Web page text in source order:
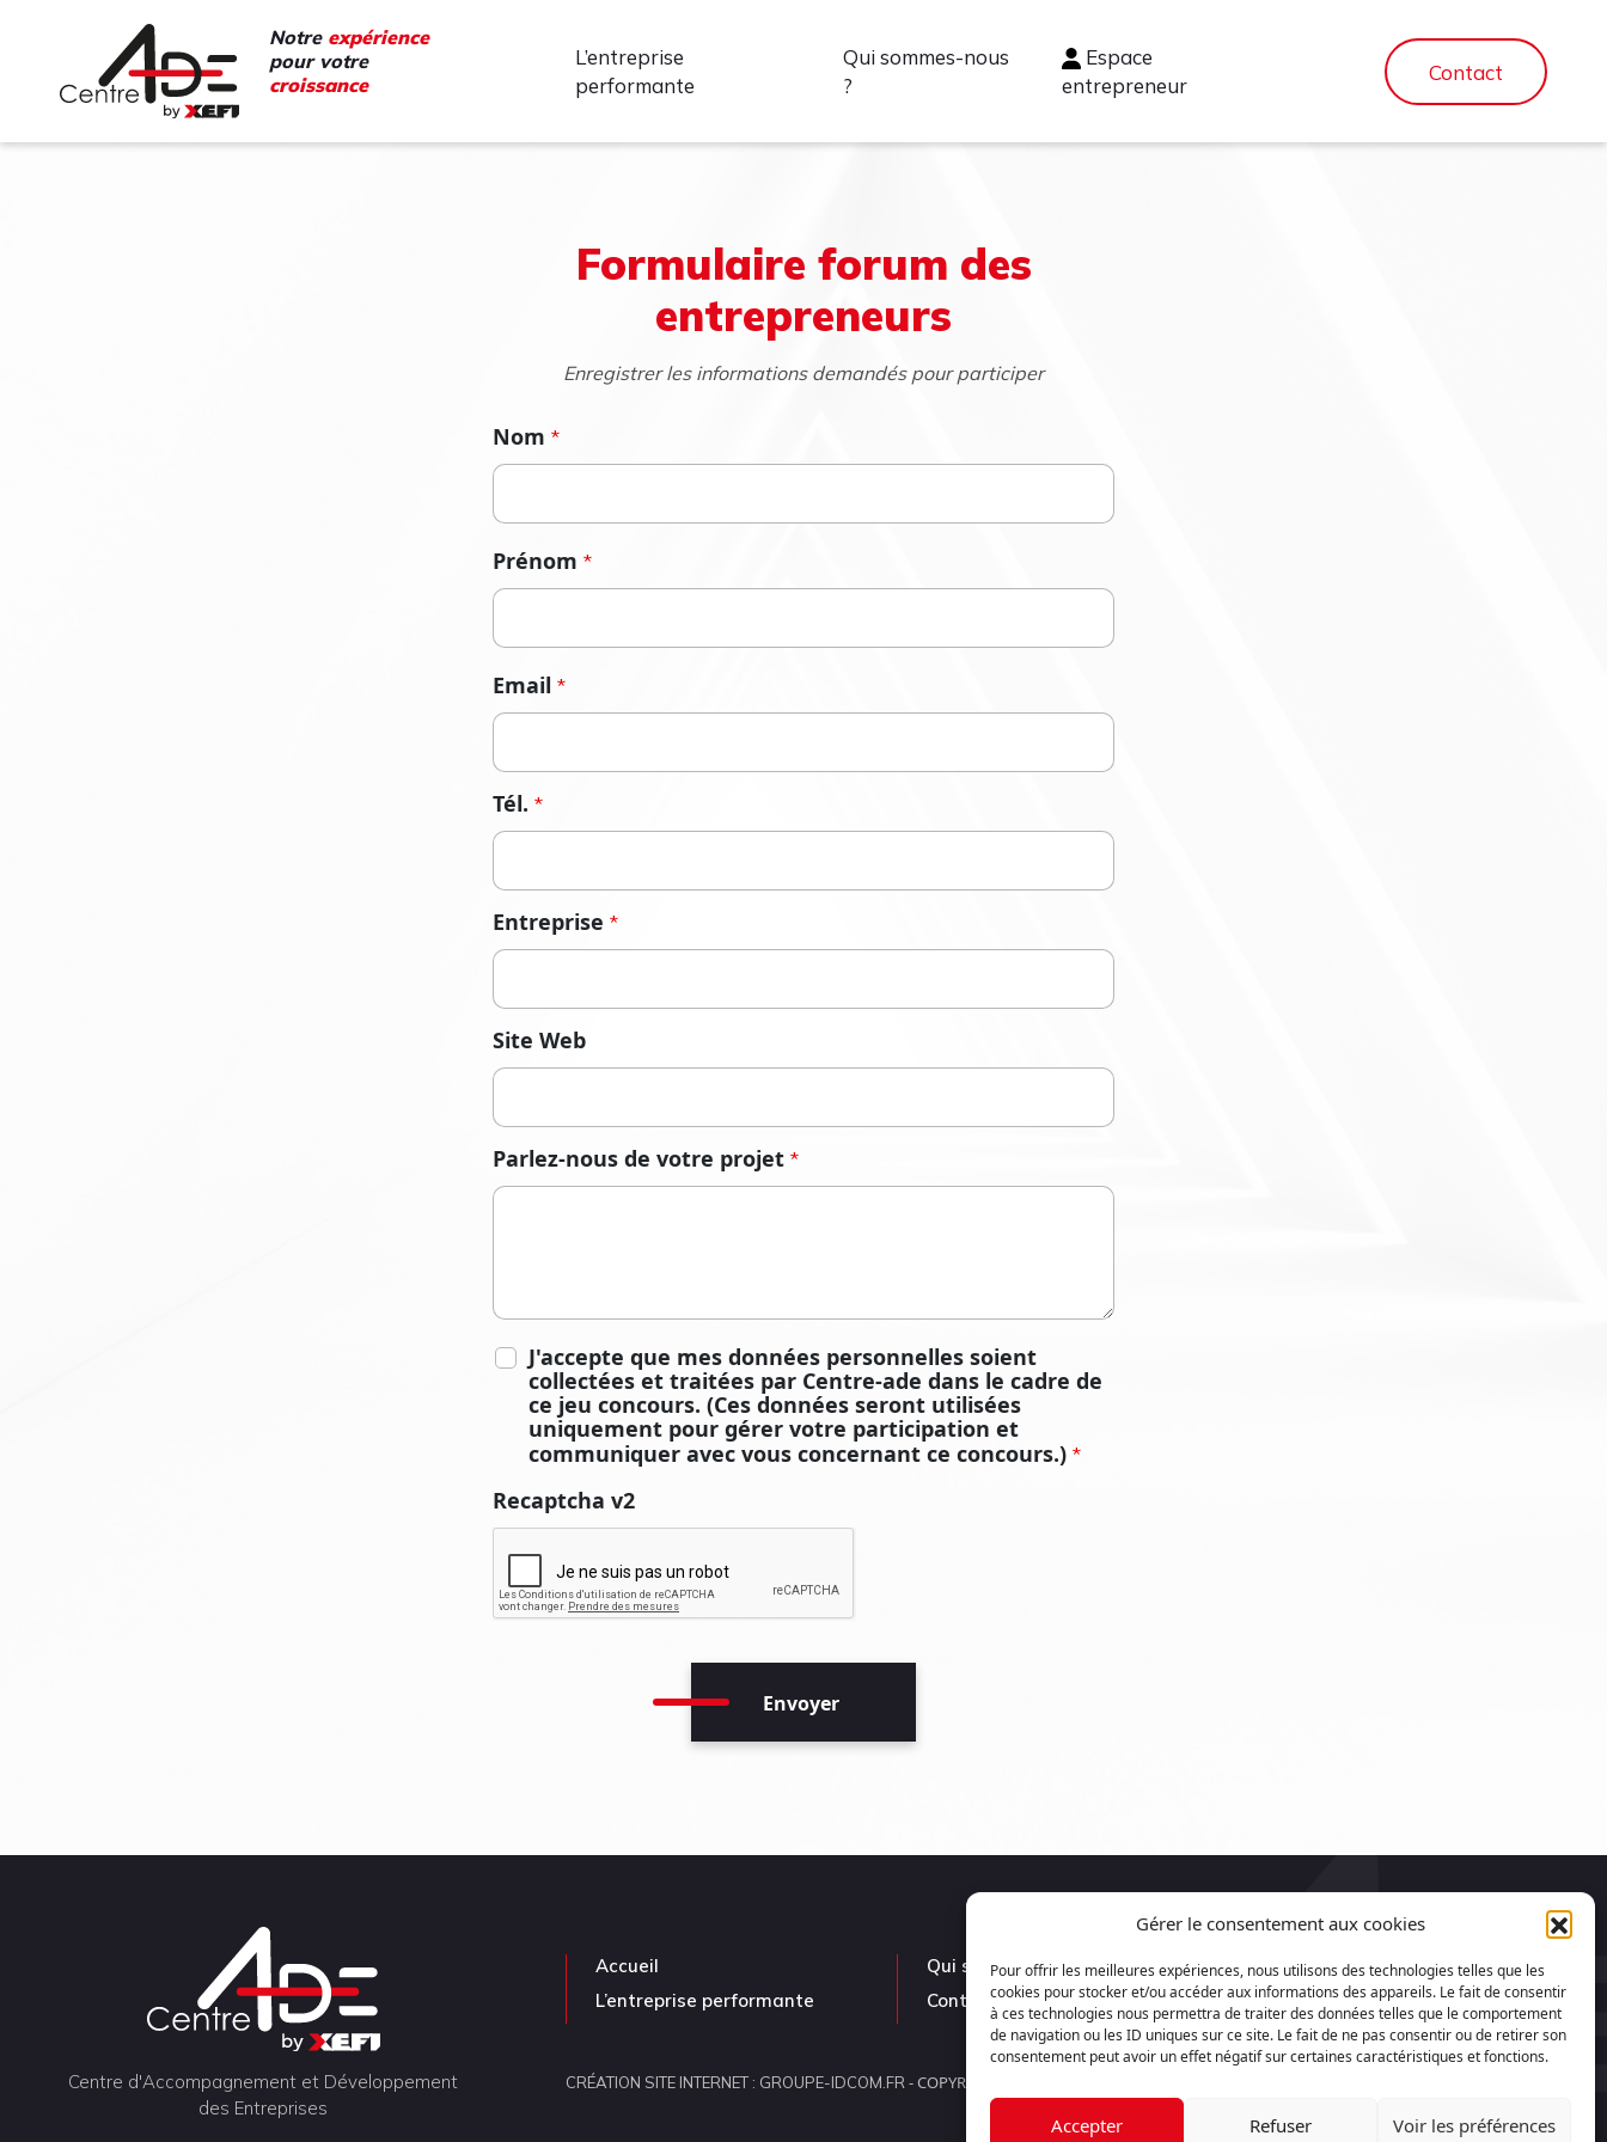
Gérer le consentement aux cookies
Pour offrir les meilleures expériences, nous utilisons des technologies telles que les
cookies pour stocker et/ou accéder aux informations des appareils. Le fait de consentir
à ces technologies nous permettra de traiter des données telles que le comportement
de navigation ou les ID uniques sur ce site. Le fait de ne pas consentir ou de retirer son
consentement peut avoir un effet négatif sur certaines caractéristiques et fonctions.
Accepter Refuser Voir les préférences
Notre expérience
pour votre
croissance
L’entreprise
performante
Qui sommes-nous
?
Espace
entrepreneur
Contact
Formulaire forum des
entrepreneurs
Enregistrer les informations demandés pour participer
Nom *
Prénom *
Email *
Tél. *
Entreprise *
Site Web
Parlez-nous de votre projet *
J'accepte que mes données personnelles soient
collectées et traitées par Centre-ade dans le cadre de
ce jeu concours. (Ces données seront utilisées
uniquement pour gérer votre participation et
communiquer avec vous concernant ce concours.) *
Recaptcha v2
Centre d'Accompagnement et Développement
des Entreprises
Accueil
L’entreprise performante
Qui sommes-nous ?
Contact
CRÉATION SITE INTERNET : GROUPE-IDCOM.FR- COPYRIGHT ©2026 -